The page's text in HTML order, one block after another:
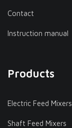
Contact
Instruction manual
Products
Electric Feed Mixers
Shaft Feed Mixers